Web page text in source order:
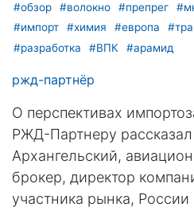
#обзор #волокно #препрег
#импорт
#химия #европа
#разработка
#ВПК #арамид
ржд-партнёр
О перспективах
РЖД-Партнеру
Архангельский,
брокер, директор
участника рынка, России